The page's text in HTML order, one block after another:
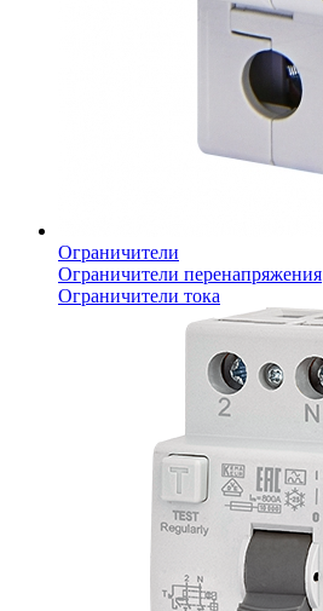
Ограничители
Ограничители перенапряжения
Ограничители тока